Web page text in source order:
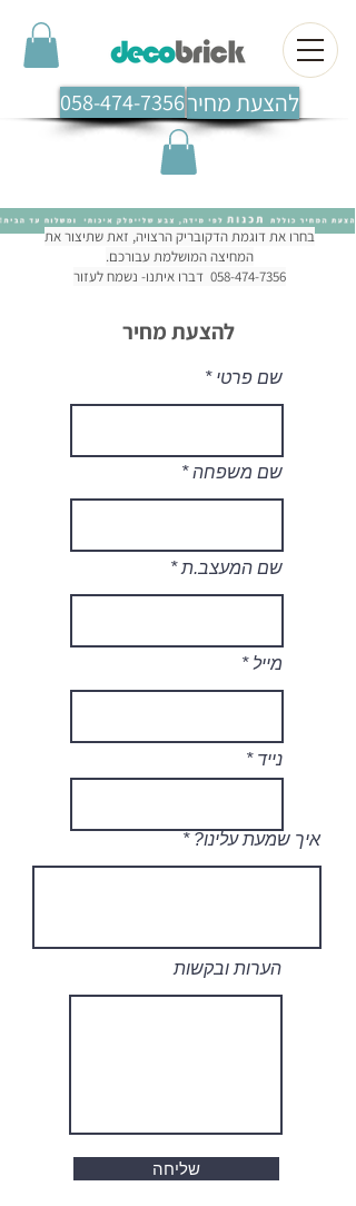
להצעת מחיר058-474-7356
בחרו את דוגמת הדקובריק הרצויה, זאת שתיצור את
המחיצה המושלמת עבורכם.
058-474-7356 דברו איתנו- נשמח לעזור
להצעת מחיר
שם פרטי
שם משפחה
שם המעצב.ת
מייל
נייד
איך שמעת עלינו?
הערות ובקשות
שליחה